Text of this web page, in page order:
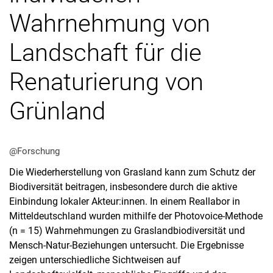
Wahrnehmung von
Landschaft für die
Renaturierung von
Grünland
@Forschung
Die Wiederherstellung von Grasland kann zum Schutz der
Biodiversität beitragen, insbesondere durch die aktive
Einbindung lokaler Akteur:innen. In einem Reallabor in
Mitteldeutschland wurden mithilfe der Photovoice-Methode
(n = 15) Wahrnehmungen zu Graslandbiodiversität und
Mensch-Natur-Beziehungen untersucht. Die Ergebnisse
zeigen unterschiedliche Sichtweisen auf